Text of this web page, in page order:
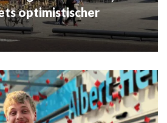
optimistischer